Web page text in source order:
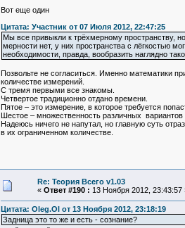
Вот еще один
Цитата: Участник от 07 Июля 2012, 22:47:25
Мы все привыкли к трёхмерному пространству,
мерности нет, у них пространства с лёгкостью
необходимости, правда, вообразить наглядно
Позвольте не согласиться. Именно математики
количестве измерений.
С тремя первыми все знакомы.
Четвертое традиционно отдано времени.
Пятое – это измерение, в которое требуется
Шестое – множественность различных вариантов
Надеюсь ничего не напутал, но главную суть
в их ограниченном количестве.
Re: Теория Всего v1.03
« Ответ #190 : 13 Ноября 2012, 23:43:57
Цитата: Oleg.Ol от 13 Ноября 2012, 23:18:19
Задница это то же и есть - сознание?